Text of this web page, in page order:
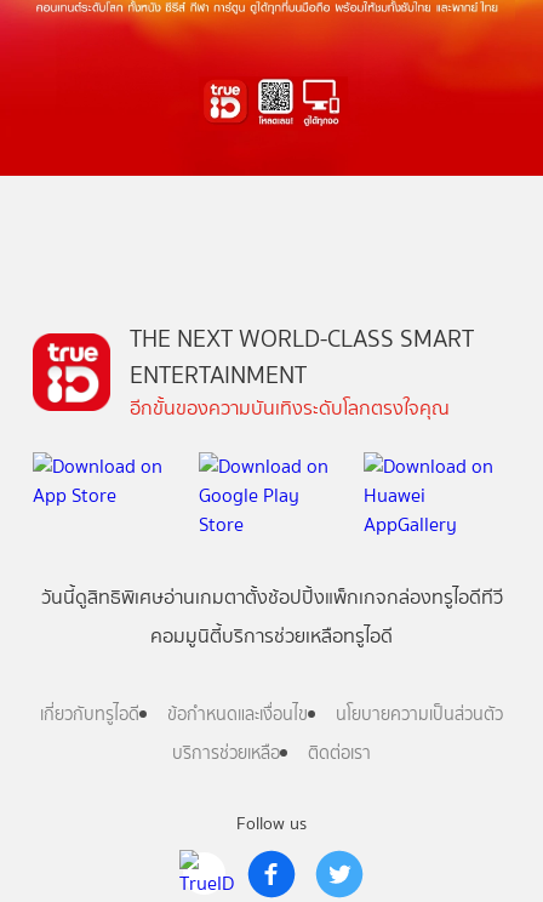
Follow us
THE NEXT WORLD-CLASS SMART
ENTERTAINMENT
อีกขั้นของความบันเทิงระดับโลกตรงใจคุณ
วันนี้ดูสิทธิพิเศษอ่านเกมตาตั้งช้อปปิ้งแพ็กเกจกล่องทรูไอดีทีวี
คอมมูนิตี้บริการช่วยเหลือทรูไอดี
เกี่ยวกับทรูไอดี ข้อกำหนดและเงื่อนไข
นโยบายความเป็นส่วนตัว
บริการช่วยเหลือ
ติดต่อเรา